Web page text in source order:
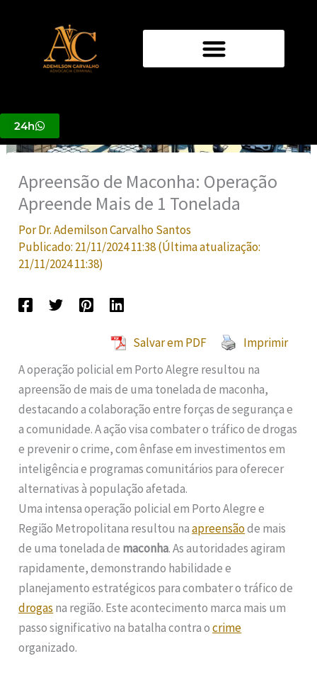
conteúdo
24h
Apreensão de Maconha: Operação
Apreende Mais de 1 Tonelada
PorDr. Ademilson Carvalho Santos
Publicado: 21/11/2024 11:38(Última atualização:
21/11/2024 11:38)
Salvar em PDF
Imprimir
A operação policial em Porto Alegre resultou na
apreensão de mais de uma tonelada de maconha,
destacando a colaboração entre forças de segurança e
a comunidade. A ação visa combater o tráfico de drogas
e prevenir o crime, com ênfase em investimentos em
inteligência e programas comunitários para oferecer
alternativas à população afetada.
Uma intensa operação policial em Porto Alegre e
Região Metropolitana resultou naapreensãode mais
de uma tonelada de maconha. As autoridades agiram
rapidamente, demonstrando habilidade e
planejamento estratégicos para combater o tráfico de
drogas na região. Este acontecimento marca mais um
passo significativo na batalha contra ocrime
organizado.